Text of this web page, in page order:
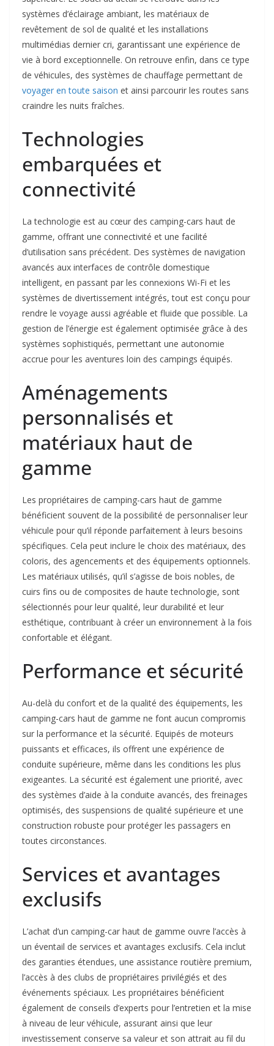
systèmes d’éclairage ambiant, les matériaux de
revêtement de sol de qualité et les installations
multimédias dernier cri, garantissant une expérience de
vie à bord exceptionnelle. On retrouve enfin, dans ce type
de véhicules, des systèmes de chauffage permettant de
voyager en toute saison et ainsi parcourir les routes sans
craindre les nuits fraîches.
Technologies
embarquées et
connectivité
La technologie est au cœur des camping-cars haut de
gamme, offrant une connectivité et une facilité
d’utilisation sans précédent. Des systèmes de navigation
avancés aux interfaces de contrôle domestique
intelligent, en passant par les connexions Wi-Fi et les
systèmes de divertissement intégrés, tout est conçu pour
rendre le voyage aussi agréable et fluide que possible. La
gestion de l’énergie est également optimisée grâce à des
systèmes sophistiqués, permettant une autonomie
accrue pour les aventures loin des campings équipés.
Aménagements
personnalisés et
matériaux haut de
gamme
Les propriétaires de camping-cars haut de gamme
bénéficient souvent de la possibilité de personnaliser leur
véhicule pour qu’il réponde parfaitement à leurs besoins
spécifiques. Cela peut inclure le choix des matériaux, des
coloris, des agencements et des équipements optionnels.
Les matériaux utilisés, qu’il s’agisse de bois nobles, de
cuirs fins ou de composites de haute technologie, sont
sélectionnés pour leur qualité, leur durabilité et leur
esthétique, contribuant à créer un environnement à la fois
confortable et élégant.
Performance et sécurité
Au-delà du confort et de la qualité des équipements, les
camping-cars haut de gamme ne font aucun compromis
sur la performance et la sécurité. Equipés de moteurs
puissants et efficaces, ils offrent une expérience de
conduite supérieure, même dans les conditions les plus
exigeantes. La sécurité est également une priorité, avec
des systèmes d’aide à la conduite avancés, des freinages
optimisés, des suspensions de qualité supérieure et une
construction robuste pour protéger les passagers en
toutes circonstances.
Services et avantages
exclusifs
L’achat d’un camping-car haut de gamme ouvre l’accès à
un éventail de services et avantages exclusifs. Cela inclut
des garanties étendues, une assistance routière premium,
l’accès à des clubs de propriétaires privilégiés et des
événements spéciaux. Les propriétaires bénéficient
également de conseils d’experts pour l’entretien et la mise
à niveau de leur véhicule, assurant ainsi que leur
investissement conserve sa valeur et son attrait au fil du